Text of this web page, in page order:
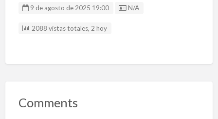
9 de agosto de 2025 19:00 Listing ID
N/A
2088 vistas totales, 2 hoy
Comments